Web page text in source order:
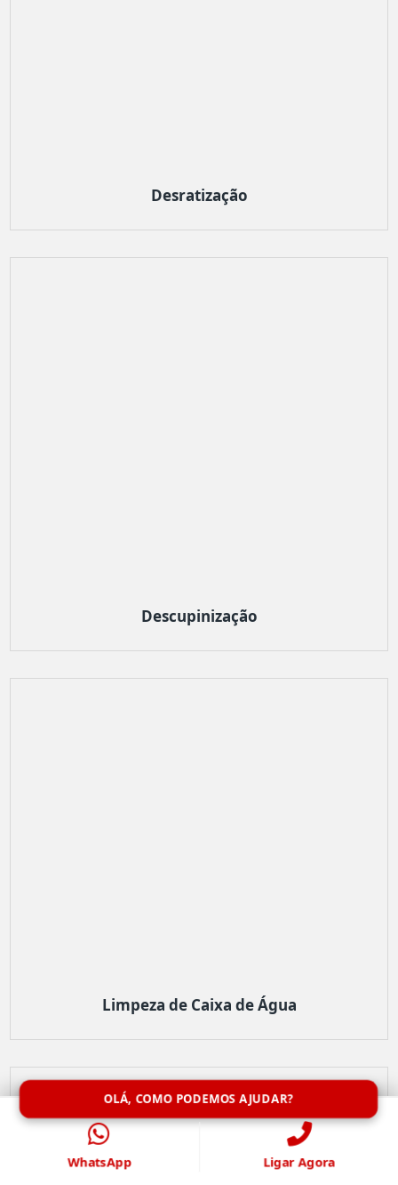
Desratização
Descupinização
Limpeza de Caixa de Água
OLÁ, COMO PODEMOS AJUDAR?
WhatsApp Ligar Agora